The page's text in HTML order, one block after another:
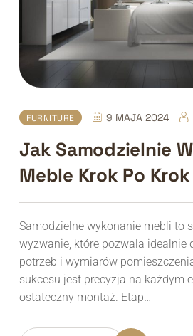
FURNITURE 9 MAJA 2024
Jak Samodzielnie
Meble Krok Po Krok
Samodzielne wykonanie mebli to
wyzwanie, które pozwala idealnie
potrzeb i wymiarów
sukcesu jest precyzja na każdym
ostateczny montaż. Etap…